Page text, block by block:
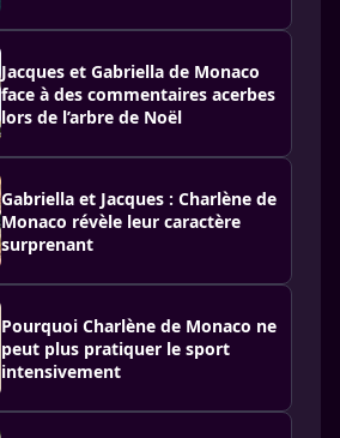
Jacques et Gabriella de Monaco
face à des commentaires acerbes
lors de l’arbre de Noël
Gabriella et Jacques : Charlène de
Monaco révèle leur caractère
surprenant
Pourquoi Charlène de Monaco ne
peut plus pratiquer le sport
intensivement